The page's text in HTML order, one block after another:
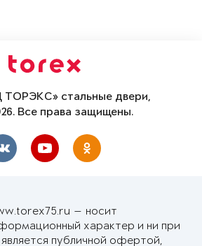
стальные двери,
Все права защищены.
— носит
характер и ни при
является публичной офертой,